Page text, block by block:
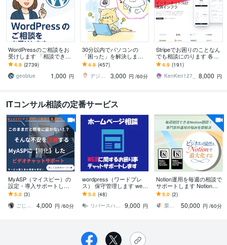
WordPressのご相談をお
受けします 「相談できる
事」が主目的で結果とし
て解決が伴えば幸いです
4.9 (2739)
geoblue
1,000 円
30分以内でパソコンの
「困った」を解決します
現役IT屋がパソコンの困
りごとをスッキリさせま
す！
4.9 (457)
デジネスラボ【ITの万事屋】
3,000 円 /60分
Stripeでお困りのことなん
でも相談にのります 各種
設定、サブスク、領収
書、クレジットカード等
4.9 (191)
KenKen127_
8,000 円
ITコンサル相談の定番サービス
MyASP（マイスピー）の
設定・導入サポートしま
す MyASPのつまずきポイ
ント一緒に解消しません
か？
5.0 (3)
ごじまる│メルマガMyASPサポート
4,000 円 /60分
wordpress（ワードプレ
ス） 保守管理します web
サイト更新ホームページ
の運用サポート代行サー
ビスします
5.0 (48)
リバースハック｜サジェスト汚染・逆SEO
9,000 円
Notion運用を毎週の相談で
サポートします Notion認
定コンサルタントがあな
たのNotion顧問に！
5.0 (2)
栗本｜ Notion公認コンサルタント
50,000 円 /60分